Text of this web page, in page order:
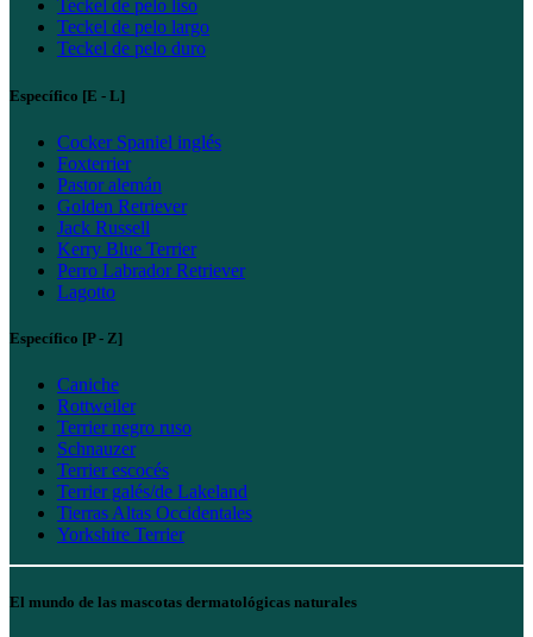
Teckel de pelo liso
Teckel de pelo largo
Teckel de pelo duro
Específico [E - L]
Cocker Spaniel inglés
Foxterrier
Pastor alemán
Golden Retriever
Jack Russell
Kerry Blue Terrier
Perro Labrador Retriever
Lagotto
Específico [P - Z]
Caniche
Rottweiler
Terrier negro ruso
Schnauzer
Terrier escocés
Terrier galés/de Lakeland
Tierras Altas Occidentales
Yorkshire Terrier
El mundo de las mascotas dermatológicas naturales